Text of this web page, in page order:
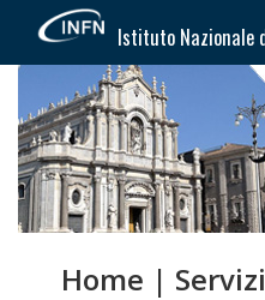
Istituto Nazionale
Home |